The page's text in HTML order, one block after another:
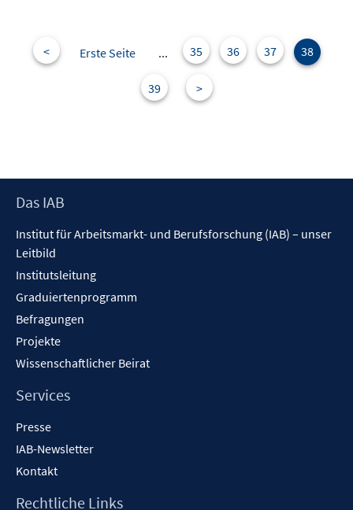
< Erste Seite ... 35 36 37 38
39 >
Footer
Das IAB
Institut für Arbeitsmarkt- und Berufsforschung (IAB) – unser
Leitbild
Institutsleitung
Graduiertenprogramm
Befragungen
Projekte
Wissenschaftlicher Beirat
Services
Presse
IAB-Newsletter
Kontakt
Rechtliche Links